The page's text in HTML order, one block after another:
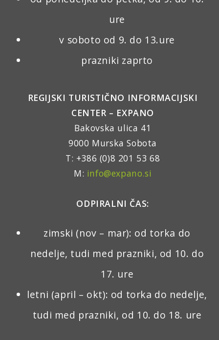
ure
v soboto od 9. do 13.ure
prazniki zaprto
REGIJSKI TURISTIČNO INFORMACIJSKI
CENTER – EXPANO
Bakovska ulica 41
9000 Murska Sobota
T: +386 (0)8 201 53 68
M: info@expano.si
ODPIRALNI ČAS:
zimski (nov – mar): od torka do
nedelje, tudi med prazniki, od 10. do
17. ure
letni (april – okt): od torka do nedelje,
tudi med prazniki, od 10. do 18. ure